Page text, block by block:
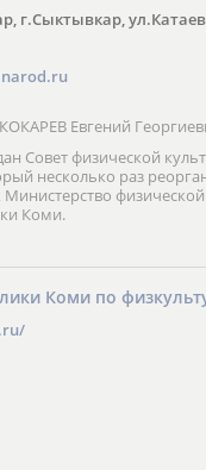
г.Сыктывкар,
Евгений
Совет физической
несколько раз
Министерство
Коми.
Коми по